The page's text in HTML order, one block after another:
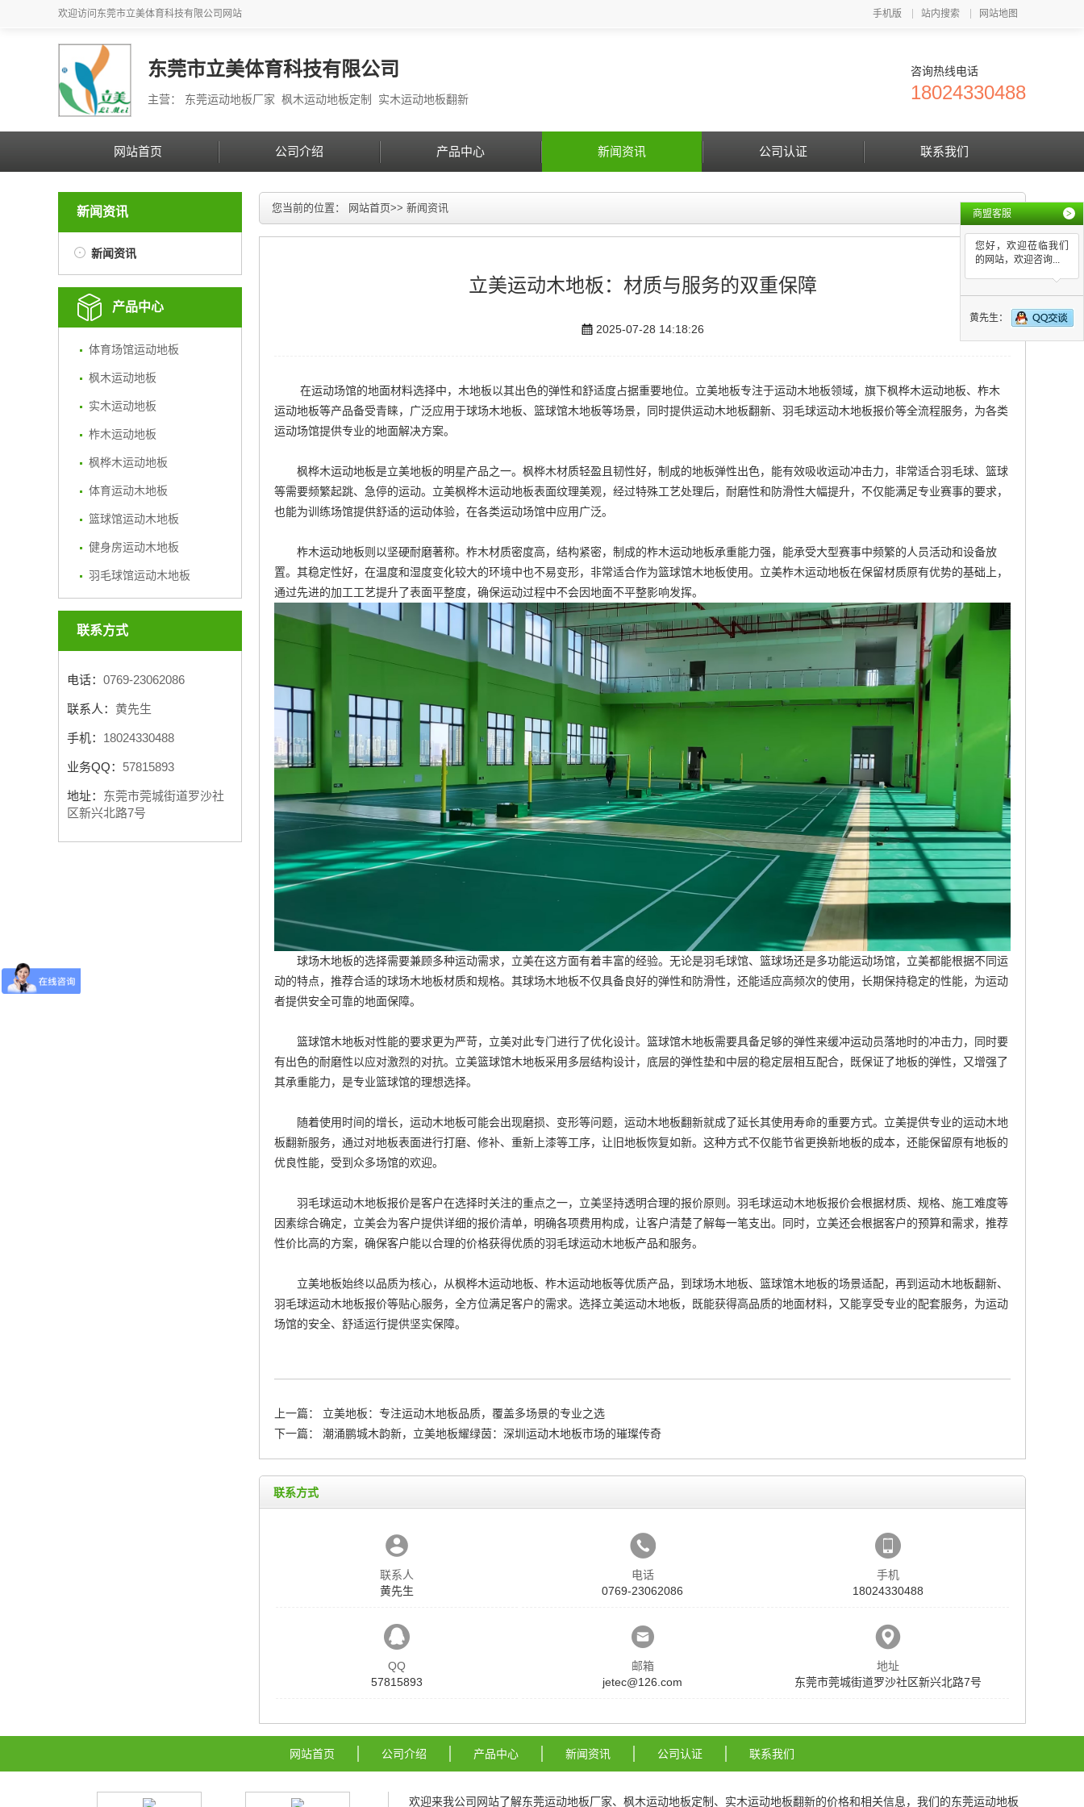
欢迎访问 东莞市立美体育科技有限公司 网站 手机版 站内搜索 网站地图
东莞市立美体育科技有限公司
主营： 东莞运动地板厂家 枫木运动地板定制 实木运动地板翻新
咨询热线电话
18024330488
网站首页 公司介绍 产品中心 新闻资讯 公司认证 联系我们
新闻资讯
新闻资讯
产品中心
体育场馆运动地板
枫木运动地板
实木运动地板
柞木运动地板
枫桦木运动地板
体育运动木地板
篮球馆运动木地板
健身房运动木地板
羽毛球馆运动木地板
联系方式
电话： 0769-23062086
联系人： 黄先生
手机： 18024330488
业务QQ： 57815893
地址： 东莞市莞城街道罗沙社
区新兴北路7号
您当前的位置： 网站首页>> 新闻资讯
立美运动木地板：材质与服务的双重保障
2025-07-28 14:18:26
在运动场馆的地面材料选择中，木地板以其出色的弹性和舒适度占据重要地位。立美地板专注于运动木地板领域，旗下枫桦木运动地板、 柞木
运动地板等产品备受青睐，广泛应用于球场木地板、 篮球馆木地板等场景，同时提供运动木地板翻新、 羽毛球运动木地板报价等全流程服务，为各类
运动场馆提供专业的地面解决方案。
枫桦木运动地板是立美地板的明星产品之一。枫桦木材质轻盈且韧性好，制成的地板弹性出色，能有效吸收运动冲击力，非常适合羽毛球、篮球
等需要频繁起跳、急停的运动。立美枫桦木运动地板表面纹理美观，经过特殊工艺处理后，耐磨性和防滑性大幅提升，不仅能满足专业赛事的要求，
也能为训练场馆提供舒适的运动体验，在各类运动场馆中应用广泛。
柞木运动地板则以坚硬耐磨著称。柞木材质密度高，结构紧密，制成的柞木运动地板承重能力强，能承受大型赛事中频繁的人员活动和设备放
置。其稳定性好，在温度和湿度变化较大的环境中也不易变形，非常适合作为篮球馆木地板使用。立美柞木运动地板在保留材质原有优势的基础上，
通过先进的加工工艺提升了表面平整度，确保运动过程中不会因地面不平整影响发挥。
球场木地板的选择需要兼顾多种运动需求，立美在这方面有着丰富的经验。无论是羽毛球馆、篮球场还是多功能运动场馆，立美都能根据不同运
动的特点，推荐合适的球场木地板材质和规格。其球场木地板不仅具备良好的弹性和防滑性，还能适应高频次的使用，长期保持稳定的性能，为运动
者提供安全可靠的地面保障。
篮球馆木地板对性能的要求更为严苛，立美对此专门进行了优化设计。 篮球馆木地板需要具备足够的弹性来缓冲运动员落地时的冲击力，同时要
有出色的耐磨性以应对激烈的对抗。立美篮球馆木地板采用多层结构设计，底层的弹性垫和中层的稳定层相互配合，既保证了地板的弹性，又增强了
其承重能力，是专业篮球馆的理想选择。
随着使用时间的增长，运动木地板可能会出现磨损、变形等问题， 运动木地板翻新就成了延长其使用寿命的重要方式。立美提供专业的运动木地
板翻新服务，通过对地板表面进行打磨、修补、重新上漆等工序，让旧地板恢复如新。这种方式不仅能节省更换新地板的成本，还能保留原有地板的
优良性能，受到众多场馆的欢迎。
羽毛球运动木地板报价是客户在选择时关注的重点之一，立美坚持透明合理的报价原则。 羽毛球运动木地板报价会根据材质、规格、施工难度等
因素综合确定，立美会为客户提供详细的报价清单，明确各项费用构成，让客户清楚了解每一笔支出。同时，立美还会根据客户的预算和需求，推荐
性价比高的方案，确保客户能以合理的价格获得优质的羽毛球运动木地板产品和服务。
立美地板始终以品质为核心，从枫桦木运动地板、 柞木运动地板等优质产品，到 球场木地板、 篮球馆木地板的场景适配，再到 运动木地板翻新、
羽毛球运动木地板报价等贴心服务，全方位满足客户的需求。选择立美运动木地板，既能获得高品质的地面材料，又能享受专业的配套服务，为运动
场馆的安全、舒适运行提供坚实保障。
上一篇：
立美地板：专注运动木地板品质，覆盖多场景的专业之选
下一篇：
潮涌鹏城木韵新，立美地板耀绿茵：深圳运动木地板市场的璀璨传奇
联系方式
联系人
黄先生
电话
0769-23062086
手机
18024330488
QQ
57815893
邮箱
jetec@126.com
地址
东莞市莞城街道罗沙社区新兴北路7号
网站首页 公司介绍 产品中心 新闻资讯 公司认证 联系我们
欢迎来我公司网站了解东莞运动地板厂家、 枫木运动地板定制 、 实木运动地板翻新的价格和相关信息，我们的东莞运动地板
商盟客服 >
您好，欢迎莅临我们
的网站，欢迎咨询...
黄先生：